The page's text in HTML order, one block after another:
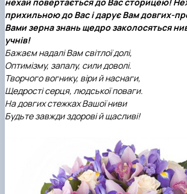
нехай повертається до Вас сторицею!
прихильною до Вас і дарує Вам довгих-
Вами зерна знань щедро заколосяться
учнів!
Бажаєм надалі Вам світлої долі,
Оптимізму, запалу, сили доволі.
Творчого вогнику, віри й наснаги,
Щедрості серця, людської поваги.
На довгих стежках Вашої ниви
Будьте завжди здорові й щасливі!